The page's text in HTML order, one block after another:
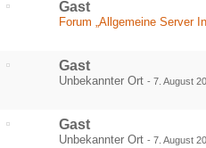
Gast
Forum „Allgemeine Server
Gast
Unbekannter Ort - 7. August
Gast
Unbekannter Ort - 7. August